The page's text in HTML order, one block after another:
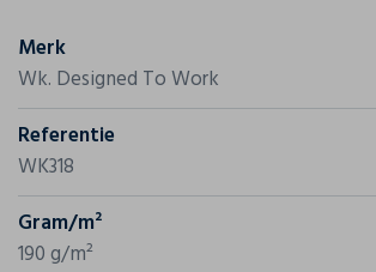
Merk
Wk. Designed To Work
Referentie
WK318
Gram/m²
190 g/m²